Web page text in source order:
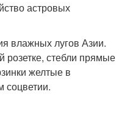
астровых
влажных лугов Азии.
розетке, стебли прямые
желтые в
соцветии.